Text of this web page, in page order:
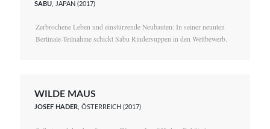
SABU , JAPAN (2017)
Zerbrochene Leben und einstürzende Neubauten: In seiner neunten
Berlinale-Teilnahme schickt Sabu Rindersuppen in den Wettbewerb.
WILDE MAUS
JOSEF HADER , ÖSTERREICH (2017)